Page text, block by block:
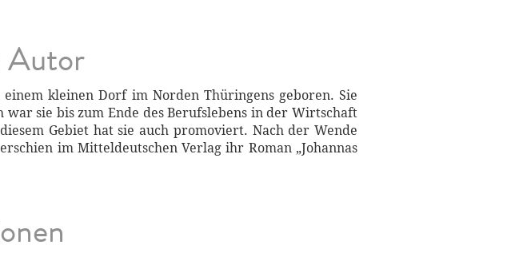
Autor
kleinen Dorf im Norden Thüringens geboren. Sie
sie bis zum Ende des Berufslebens in der Wirtschaft
Gebiet hat sie auch promoviert. Nach der Wende
im Mitteldeutschen Verlag ihr Roman „Johannas